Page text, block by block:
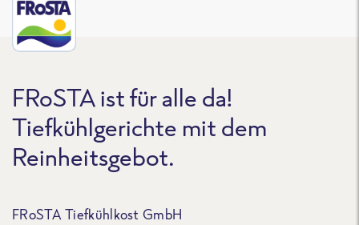
FRoSTA ist für alle da!
Tiefkühlgerichte mit dem
Reinheitsgebot.
FRoSTA Tiefkühlkost GmbH